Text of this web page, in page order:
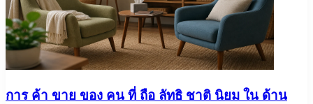
การ ค้า ขาย ของ คน ที่ ถือ ลัทธิ ชาติ นิยม ใน ด้าน